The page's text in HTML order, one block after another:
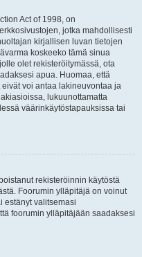
Act of 1998, on
jotka mahdollisesti
kirjallisen luvan tietojen
koskeeko tämä sinua
olet rekisteröitymässä, ota
apua. Huomaa, että
voi antaa lakineuvontaa ja
lukuunottamatta
väärinkäytöstapauksissa tai
rekisteröinnin käytöstä
Foorumin ylläpitäjä on voinut
estänyt valitsemasi
foorumin ylläpitäjään saadaksesi